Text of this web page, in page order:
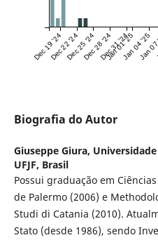
Dec 19 '24Dec 22 '24Dec 25 '24Dec 28 '24Dec 31 '24
Jan 01 '25Jan 04 '25
Jan
Biografia do Autor
Giuseppe Giura,
UFJF, Brasil
Possui graduação em
de Palermo (2006) e
Studi di Catania (2010).
Stato (desde 1986), sendo